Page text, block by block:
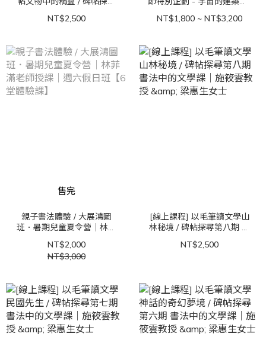
筱雲教授 & 梁惠生女士
NT$2,500
水晶排列創作體驗工作坊｜
水晶陣 晶礦排列 能量圖騰 x
NT$1,800 ~ NT$3,200
售完
親子書法體驗 / 大展鴻圖
班．暑期兒童夏令營｜林菲
【6堂體驗課】
NT$2,000
NT$3,000
[線上課程] 以毛筆讀文學山
林秘境 / 碑帖探尋第八期 書
& 梁惠生女士
NT$2,500